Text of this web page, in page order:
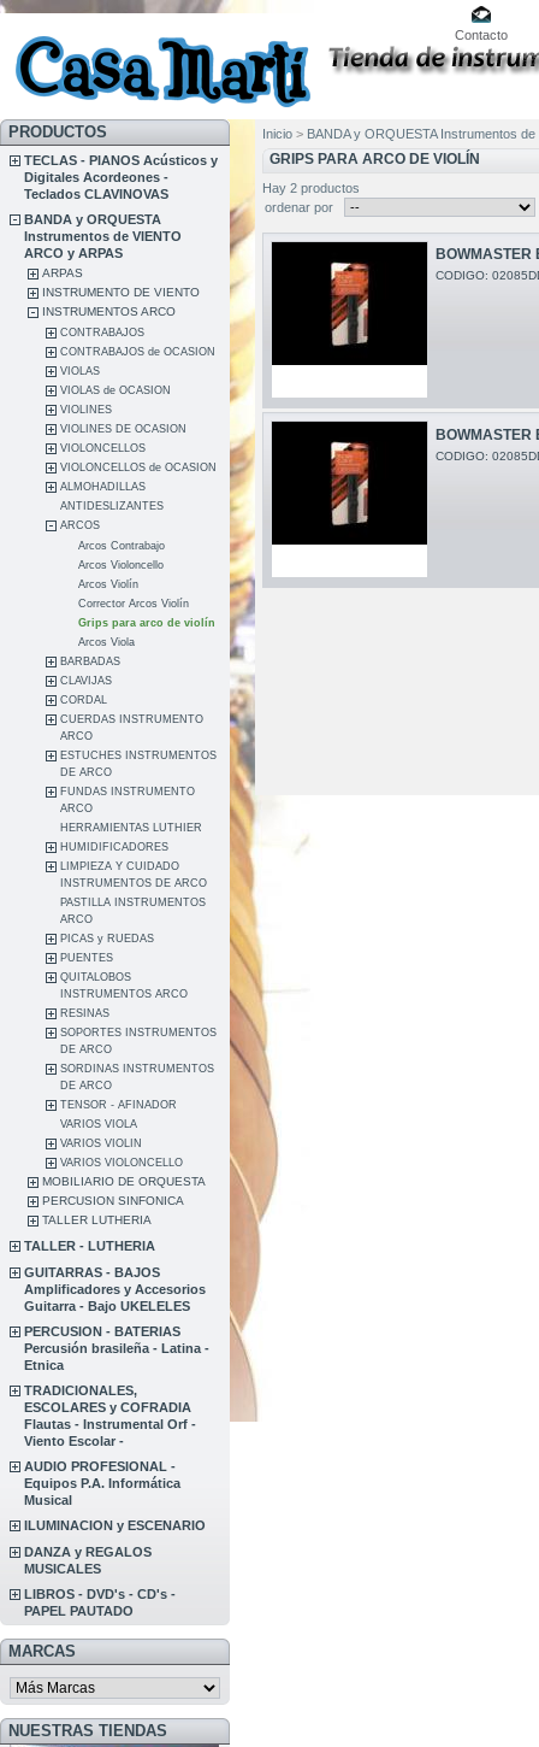
Contacto
PRODUCTOS
TECLAS - PIANOS Acústicos y
Digitales Acordeones -
Teclados CLAVINOVAS
BANDA y ORQUESTA
Instrumentos de VIENTO
ARCO y ARPAS
ARPAS
INSTRUMENTO DE VIENTO
INSTRUMENTOS ARCO
CONTRABAJOS
CONTRABAJOS de OCASION
VIOLAS
VIOLAS de OCASION
VIOLINES
VIOLINES DE OCASION
VIOLONCELLOS
VIOLONCELLOS de OCASION
ALMOHADILLAS
ANTIDESLIZANTES
ARCOS
Arcos Contrabajo
Arcos Violoncello
Arcos Violín
Corrector Arcos Violín
Grips para arco de violín
Arcos Viola
BARBADAS
CLAVIJAS
CORDAL
CUERDAS INSTRUMENTO
ARCO
ESTUCHES INSTRUMENTOS
DE ARCO
FUNDAS INSTRUMENTO
ARCO
HERRAMIENTAS LUTHIER
HUMIDIFICADORES
LIMPIEZA Y CUIDADO
INSTRUMENTOS DE ARCO
PASTILLA INSTRUMENTOS
ARCO
PICAS y RUEDAS
PUENTES
QUITALOBOS
INSTRUMENTOS ARCO
RESINAS
SOPORTES INSTRUMENTOS
DE ARCO
SORDINAS INSTRUMENTOS
DE ARCO
TENSOR - AFINADOR
VARIOS VIOLA
VARIOS VIOLIN
VARIOS VIOLONCELLO
MOBILIARIO DE ORQUESTA
PERCUSION SINFONICA
TALLER LUTHERIA
TALLER - LUTHERIA
GUITARRAS - BAJOS
Amplificadores y Accesorios
Guitarra - Bajo UKELELES
PERCUSION - BATERIAS
Percusión brasileña - Latina -
Etnica
TRADICIONALES,
ESCOLARES y COFRADIA
Flautas - Instrumental Orf -
Viento Escolar -
AUDIO PROFESIONAL -
Equipos P.A. Informática
Musical
ILUMINACION y ESCENARIO
DANZA y REGALOS
MUSICALES
LIBROS - DVD's - CD's -
PAPEL PAUTADO
MARCAS
NUESTRAS TIENDAS
Inicio > BANDA y ORQUESTA Instrumentos
GRIPS PARA ARCO DE VIOLÍN
Hay 2 productos
ordenar por
BOWMASTER
CODIGO:
BOWMASTER
CODIGO: